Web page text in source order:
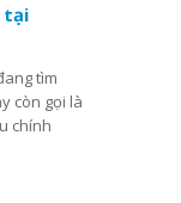
tại
tìm
còn gọi là
chính